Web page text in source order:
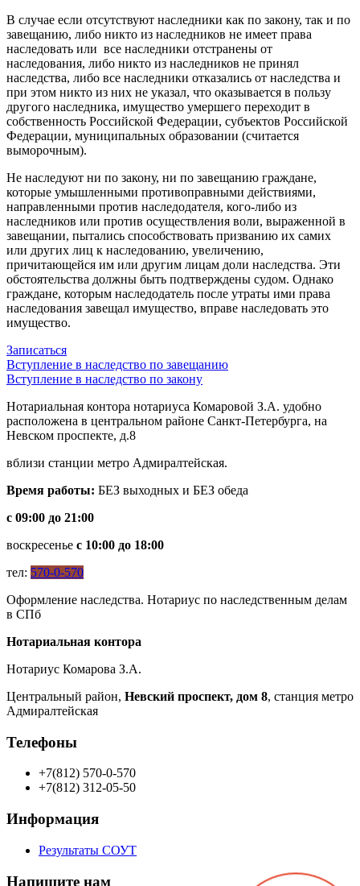
В случае если отсутствуют наследники как по закону, так и по
завещанию, либо никто из наследников не имеет права
наследовать или все наследники отстранены от
наследования, либо никто из наследников не принял
наследства, либо все наследники отказались от наследства и
при этом никто из них не указал, что оказывается в пользу
другого наследника, имущество умершего переходит в
собствен­ность Российской Федерации, субъектов Российской
Федерации, муниципальных образовании (считается
выморочным).
Не наследуют ни по закону, ни по завещанию граждане,
которые умышленными противоправными действиями,
направленными против наследодателя, кого-либо из
наследников или против осуществления воли, выраженной в
завещании, пытались способствовать призванию их самих
или других лиц к наследованию, увеличению,
причитающейся им или другим лицам доли наследства. Эти
обстоятельства должны быть подтверждены судом. Однако
граждане, которым наследодатель после утраты ими права
наследования завещал имущество, вправе наследовать это
имущество.
Записаться
Вступление в наследство по завещанию
Вступление в наследство по закону
Нотариальная контора нотариуса Комаровой З.А. удобно
расположена в центральном районе Санкт-Петербурга, на
Невском проспекте, д.8
вблизи станции метро Адмиралтейская.
Время работы: БЕЗ выходных и БЕЗ обеда
с 09:00 до 21:00
воскресенье с 10:00 до 18:00
тел: 570-0-570
Оформление наследства. Нотариус по наследственным делам
в СПб
Нотариальная контора
Нотариус Комарова З.А.
Центральный район, Невский проспект, дом 8, станция метро
Адмиралтейская
Телефоны
+7(812) 570-0-570
+7(812) 312-05-50
Информация
Результаты СОУТ
Напишите нам